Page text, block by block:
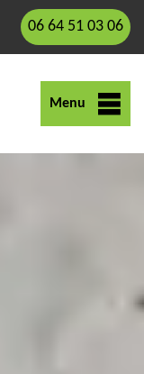
06 64 51 03 06
Menu